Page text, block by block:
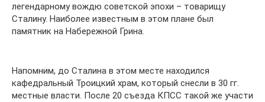
легендарному вождю советской эпохи – товарищу
Сталину. Наиболее известным в этом плане был
памятник на Набережной Грина.
Напомним, до Сталина в этом месте находился
кафедральный Троицкий храм, который снесли в 30 гг.
местные власти. После 20 съезда КПСС такой же участи